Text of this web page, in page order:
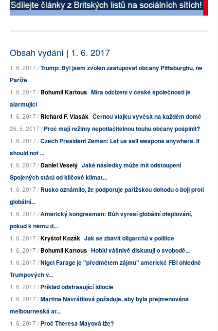
Obsah vydání | 1. 6. 2017
1. 6. 2017 /Trump: Byl jsem zvolen zastupovat občany Pittsburghu, ne
Paříže
1. 6. 2017 /Bohumil Kartous Míra odcizení v české společnosti je
alarmující
1. 6. 2017 /Richard F. Vlasák Černou vlajku vyvěsit na každém domě
26. 5. 2017 /Proč mají režimy nepotlačitelnou touhu občany pošpinit?
1. 6. 2017 /Czech President Zeman: Let us sell weapons anywhere. It
should not ...
1. 6. 2017 /Daniel Veselý Jaké následky může mít odstoupení
Spojených států od klíčové klimat...
1. 6. 2017 /Rusko oznámilo, že podporuje pařížskou dohodu o boji proti
globální...
1. 6. 2017 /Americký kongresman: Bůh vyřeší globální oteplování,
pokud k němu d...
1. 6. 2017 /Kryštof Kozák Jak se zbavit oligarchů v politice
1. 6. 2017 /Bohumil Kartous Hobiti vášnivě diskutují o svobodě...
1. 6. 2017 /Nigel Farage je "předmětem zájmu" americké FBI ohledně
Trumpových v...
1. 6. 2017 /Příklad odstrašující idiocie
1. 6. 2017 /Martina Navrátilová požaduje, aby byla přejmenována
melbourneská ar...
1. 6. 2017 /Proč Theresa Mayová lže?